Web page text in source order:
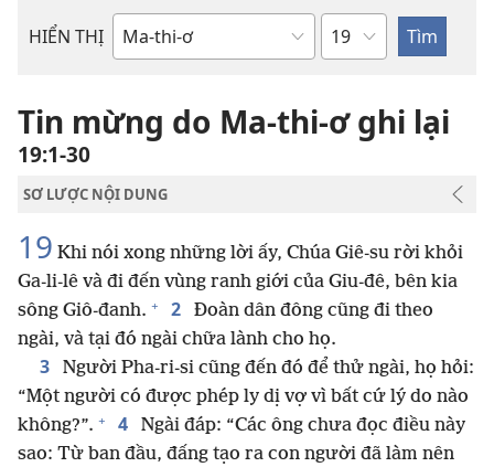
HIỂN THỊ
Sách
Kinh
Thánh
Chương
Tin mừng do Ma-thi-ơ ghi lại
19:1-30
SƠ LƯỢC NỘI DUNG
19 Khi nói xong những lời ấy, Chúa Giê-su rời khỏi
Ga-li-lê và đi đến vùng ranh giới của Giu-đê, bên kia
sông Giô-đanh. + 2
Đoàn dân đông cũng đi theo
ngài, và tại đó ngài chữa lành cho họ.
3
Người Pha-ri-si cũng đến đó để thử ngài, họ hỏi:
“Một người có được phép ly dị vợ vì bất cứ lý do nào
không?”. + 4
Ngài đáp: “Các ông chưa đọc điều này
sao: Từ ban đầu, đấng tạo ra con người đã làm nên